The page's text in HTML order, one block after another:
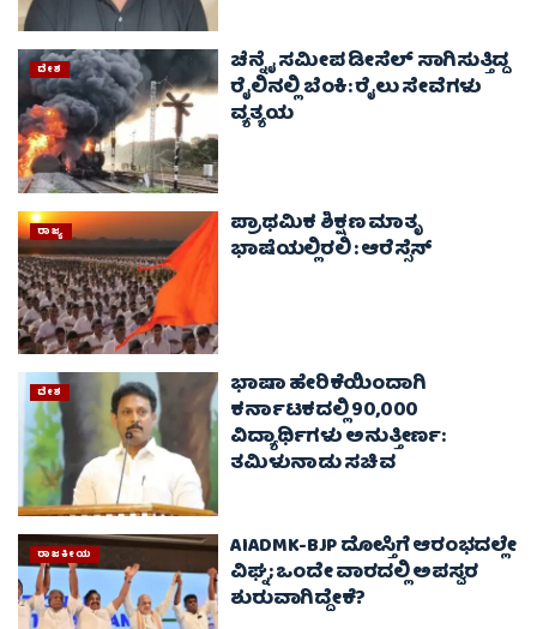
ದೇಶ ಚೆನ್ನೈ ಸಮೀಪ ಡೀಸೆಲ್ ಸಾಗಿಸುತ್ತಿದ್ದ
ರೈಲಿನಲ್ಲಿ ಬೆಂಕಿ: ರೈಲು ಸೇವೆಗಳು
ವ್ಯತ್ಯಯ
ರಾಜ್ಯ ಪ್ರಾಥಮಿಕ ಶಿಕ್ಷಣ ಮಾತೃ
ಭಾಷೆಯಲ್ಲಿರಲಿ : ಆರೆಸ್ಸೆಸ್
ದೇಶ ಭಾಷಾ ಹೇರಿಕೆಯಿಂದಾಗಿ
ಕರ್ನಾಟಕದಲ್ಲಿ 90,000
ವಿದ್ಯಾರ್ಥಿಗಳು ಅನುತ್ತೀರ್ಣ:
ತಮಿಳುನಾಡು ಸಚಿವ
ರಾಜಕೀಯ AIADMK-BJP ದೋಸ್ತಿಗೆ ಆರಂಭದಲ್ಲೇ
ವಿಘ್ನ; ಒಂದೇ ವಾರದಲ್ಲಿ ಅಪಸ್ವರ
ಶುರುವಾಗಿದ್ದೇಕೆ?